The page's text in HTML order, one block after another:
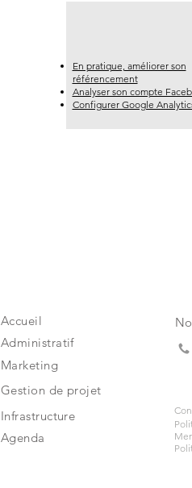
En pratique, améliorer son
référencement
Analyser son compte
Configurer Google
Accueil
Administratif
Marketing
Gestion de projet
Infrastructure
Agenda